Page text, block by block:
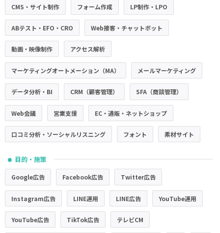
CMS・サイト制作 フォーム作成 LP制作・LPO
ABテスト・EFO・CRO Web接客・チャットボット
動画・映像制作 アクセス解析
マーケティングオートメーション（MA） メールマーケティング
データ分析・BI CRM（顧客管理） SFA（商談管理）
Web会議 営業支援 EC・通販・ネットショップ
口コミ分析・ソーシャルリスニング フォント 素材サイト
● 目的・施策
Google広告 Facebook広告 Twitter広告
Instagram広告 LINE運用 LINE広告 YouTube運用
YouTube広告 TikTok広告 テレビCM